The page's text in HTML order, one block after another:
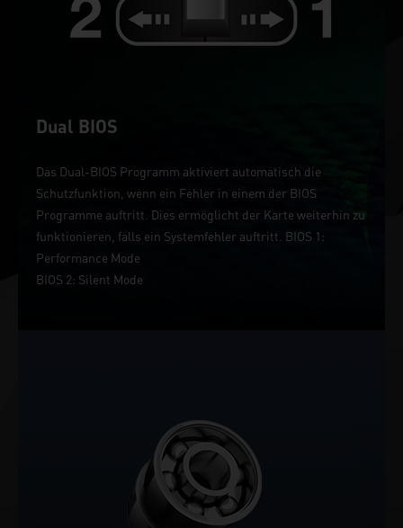
Dual BIOS
Das Dual-BIOS Programm aktiviert automatisch die
Schutzfunktion, wenn ein Fehler in einem der BIOS
Programme auftritt. Dies ermöglicht der Karte weiterhin zu
funktionieren, falls ein Systemfehler auftritt. BIOS 1:
Performance Mode
BIOS 2: Silent Mode